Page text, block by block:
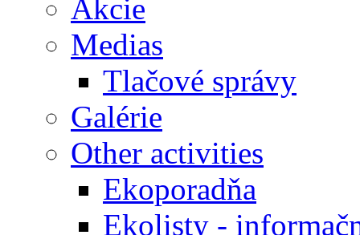
Akcie
Medias
Tlačové správy
Galérie
Other activities
Ekoporadňa
Ekolisty -